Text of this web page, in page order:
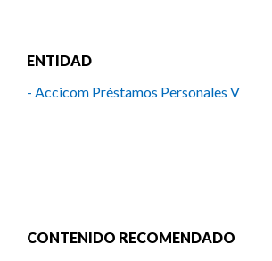
ENTIDAD
- Accicom Préstamos Personales V
CONTENIDO RECOMENDADO